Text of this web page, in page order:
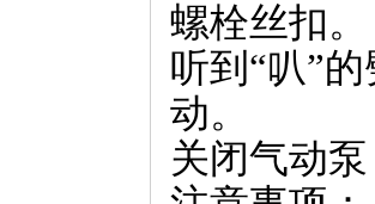
螺栓丝扣。
听到“叭”
动。
关闭气动